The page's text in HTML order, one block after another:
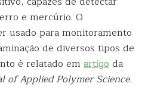
e mercúrio. O
usado para monitoramento
de diversos tipos de
é relatado em artigoda
of Applied Polymer Science.